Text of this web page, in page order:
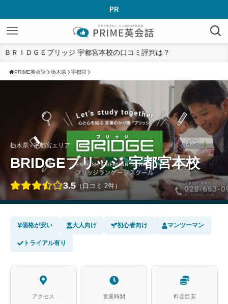
PR
ＢＲＩＤＧＥブリッジ 宇都宮本校の口コミ評判は？
PRIME英会話 栃木県 宇都宮
栃木県 › 宇都宮エリア
BRIDGEブリッジ 宇都宮本校
3.5 （口コミ 2件）
価格が安い 大人向け 初心者向け マンツーマン
トライアル有り
アクセス 営業時間 料金目安